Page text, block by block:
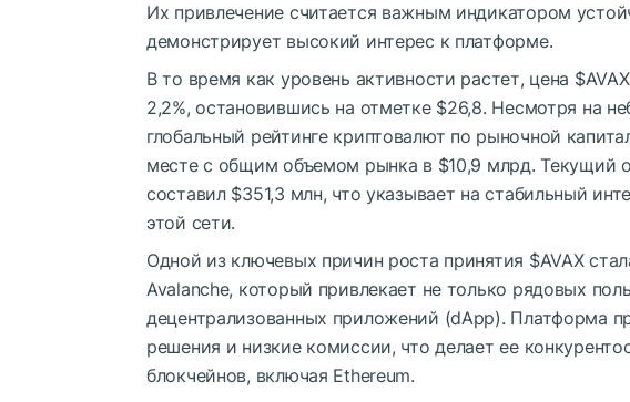
Их привлечение считается важным индикатором
демонстрирует высокий интерес к платформе.
В то время как уровень активности растет, цена $AVAX
2,2%, остановившись на отметке $26,8. Несмотря на
глобальный рейтинге криптовалют по рыночной
месте с общим объемом рынка в $10,9 млрд. Текущий
составил $351,3 млн, что указывает на стабильный
этой сети.
Одной из ключевых причин роста принятия $AVAX
Avalanche, который привлекает не только рядовых
децентрализованных приложений (dApp). Платформа
решения и низкие комиссии, что делает ее
блокчейнов, включая Ethereum.